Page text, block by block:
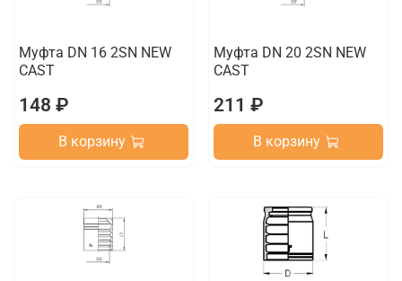
Муфта DN 16 2SN NEW
CAST
148 ₽
В корзину
Муфта DN 20 2SN NEW
CAST
211 ₽
В корзину